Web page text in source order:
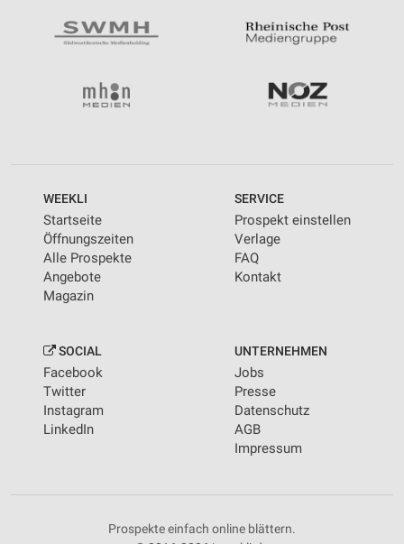
WEEKLI
Startseite
Öffnungszeiten
Alle Prospekte
Angebote
Magazin
SERVICE
Prospekt einstellen
Verlage
FAQ
Kontakt
SOCIAL
Facebook
Twitter
Instagram
LinkedIn
UNTERNEHMEN
Jobs
Presse
Datenschutz
AGB
Impressum
Prospekte einfach online blättern.